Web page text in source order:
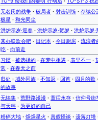
无名氏的战争 · 破局者 · 射击训练 · 存续公
极星 · 和光同尘
洪炉示岁·迎春 · 洪炉示岁·贺岁 · 洪炉示岁·
来办联欢会吧 · 日记本 · 今日厨房 · 流浪者
吃 · 向前走
习惯 · 被选择的 · 在梦中相遇 · 表里不一 ·
常 · 在春天之前
归处 · 域外同族 · 不知返 · 回首 · 四月的歌 ·
的故事
无续集 · 荒野路漫漫 · 童话永存 · 信仰号街
与天秤 · 为更好的自己
粉碎大地 · 烁烁星火 · 真假怪谈 · 遗落灯塔